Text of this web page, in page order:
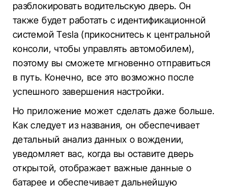
разблокировать водительскую дверь. Он
также будет работать с идентификационной
системой Tesla (прикоснитесь к центральной
консоли, чтобы управлять автомобилем),
поэтому вы сможете мгновенно отправиться
в путь. Конечно, все это возможно после
успешного завершения настройки.
Но приложение может сделать даже больше.
Как следует из названия, он обеспечивает
детальный анализ данных о вождении,
уведомляет вас, когда вы оставите дверь
открытой, отображает важные данные о
батарее и обеспечивает дальнейшую